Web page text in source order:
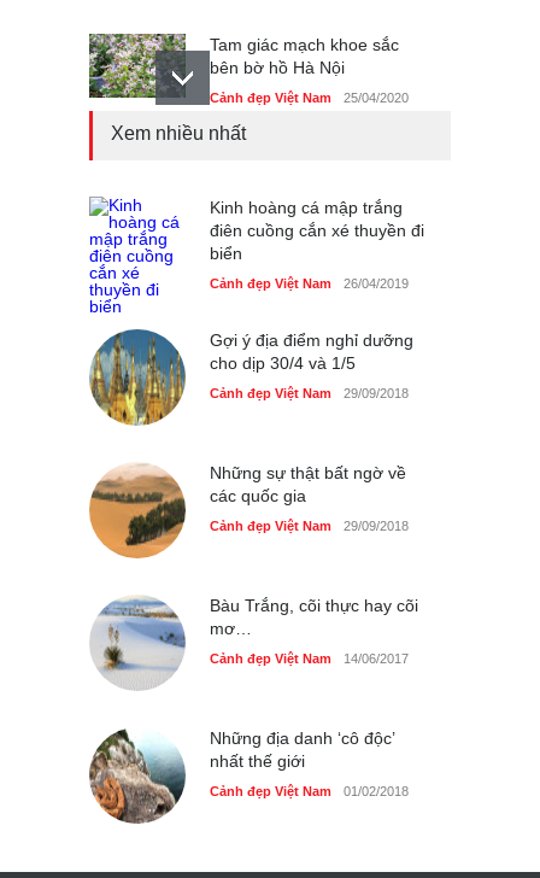
Tam giác mạch khoe sắc
bên bờ hồ Hà Nội
Cảnh đẹp Việt Nam 25/04/2020
Cảnh đẹp Việt Nam 24/04/2020
Những món ăn đồng quê
dân dã ở Sài Gòn
Xem nhiều nhất
Kinh hoàng cá mập trắng
điên cuồng cắn xé thuyền đi
biển
Cảnh đẹp Việt Nam 26/04/2019
Gợi ý địa điểm nghỉ dưỡng
cho dịp 30/4 và 1/5
Cảnh đẹp Việt Nam 29/09/2018
Những sự thật bất ngờ về
các quốc gia
Cảnh đẹp Việt Nam 29/09/2018
Bàu Trắng, cõi thực hay cõi
mơ…
Cảnh đẹp Việt Nam 14/06/2017
Những địa danh ‘cô độc’
nhất thế giới
Cảnh đẹp Việt Nam 01/02/2018